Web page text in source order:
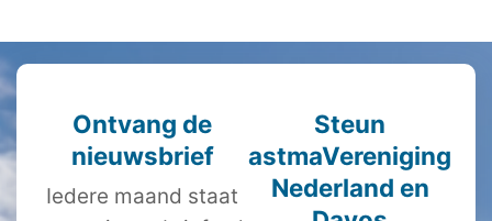
Ontvang de
nieuwsbrief
Iedere maand staat
Steun
astmaVereniging
Nederland en